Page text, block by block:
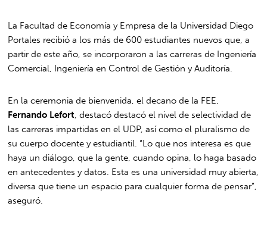
La Facultad de Economía y Empresa de la Universidad Diego
Portales recibió a los más de 600 estudiantes nuevos que, a
partir de este año, se incorporaron a las carreras de Ingeniería
Comercial, Ingeniería en Control de Gestión y Auditoría.
En la ceremonia de bienvenida, el decano de la FEE,
Fernando Lefort, destacó destacó el nivel de selectividad de
las carreras impartidas en el UDP, así como el pluralismo de
su cuerpo docente y estudiantil. “Lo que nos interesa es que
haya un diálogo, que la gente, cuando opina, lo haga basado
en antecedentes y datos. Esta es una universidad muy abierta,
diversa que tiene un espacio para cualquier forma de pensar”,
aseguró.